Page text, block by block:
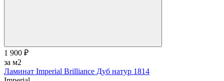
1 900 ₽
за м2
Ламинат Imperial Brilliance Дуб натур 1814